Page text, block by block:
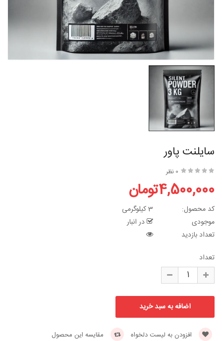
سایلنت پاور
0 نظر
4,500,000تومان
کد محصول:
موجودی
در انبار
تعداد بازدید
تعداد
افزودن به لیست دلخواه مقایسه این محصول